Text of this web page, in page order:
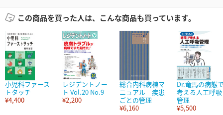
この商品を買った人は、こんな商品も買っています。
小児科ファース
トタッチ
¥4,400
レジデントノー
ト Vol.20 No.9
¥2,200
総合内科病棟マ
ニュアル 疾患
ごとの管理
¥6,160
Dr.竜馬の病態
考える人工呼吸
管理
¥5,500